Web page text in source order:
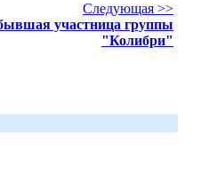
Следующая >>
участница группы
"Колибри"